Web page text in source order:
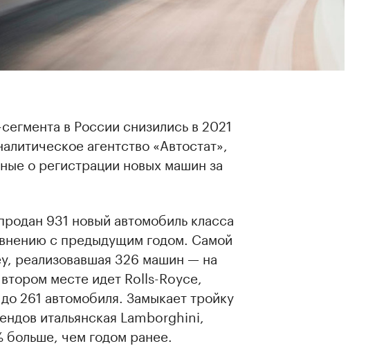
в России снизились в 2021
агентство «Автостат»,
о регистрации новых машин за
931 новый автомобиль класса
с предыдущим годом. Самой
реализовавшая 326 машин — на
месте идет Rolls-Royce,
261 автомобиля. Замыкает тройку
итальянская Lamborghini,
чем годом ранее.